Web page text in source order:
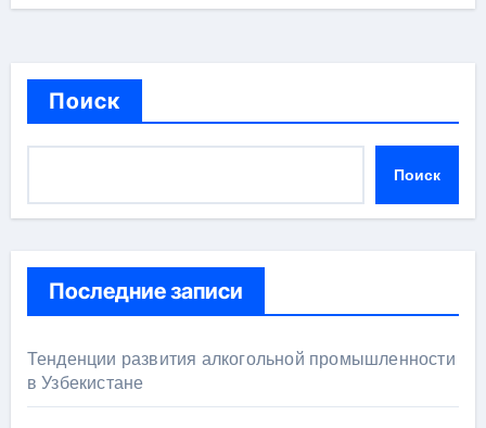
Поиск
Поиск
Последние записи
Тенденции развития алкогольной промышленности
в Узбекистане